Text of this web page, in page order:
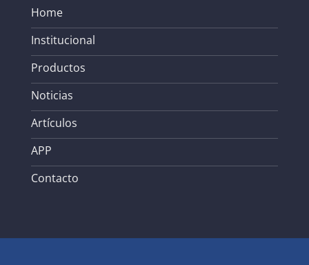
Home
Institucional
Productos
Noticias
Artículos
APP
Contacto